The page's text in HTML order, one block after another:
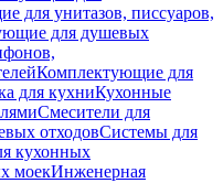
для унитазов, писсуаров,
для душевых
Комплектующие для
для кухниКухонные
Смесители для
отходовСистемы для
кухонных
моекИнженерная